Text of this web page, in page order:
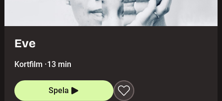
Eve
Kortfilm ·13 min
Spela